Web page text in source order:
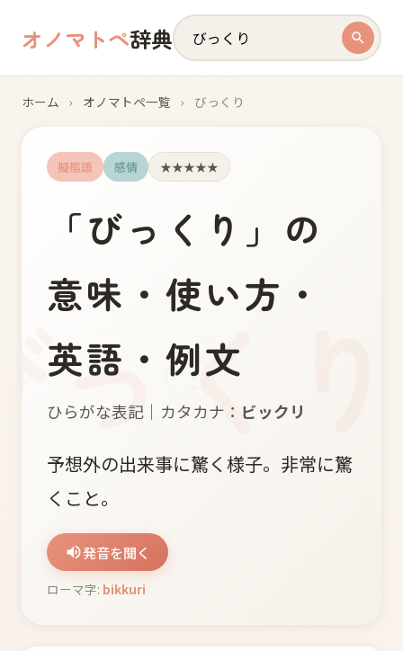
オノマトペ辞典
ホーム › オノマトペ一覧 › びっくり
!
擬態語 感情 ★★★★★
「びっ く り 」の
意味・使い方・
英語・例文
ひらがな表記｜カタカナ： ビックリ
予想外の出来事に驚く様子。非常に驚
くこと。
発音を聞く
ローマ字: bikkuri